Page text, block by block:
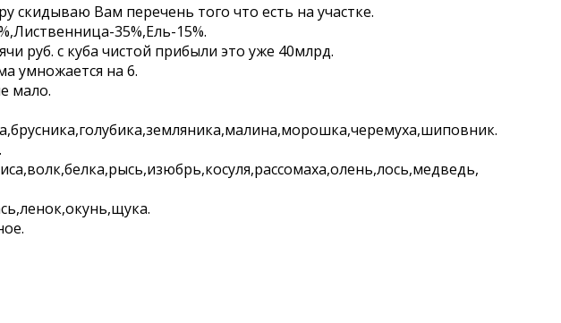
скидываю Вам перечень того что есть на участке.
35%,Ель-15%.
руб. с куба чистой прибыли это уже 40млрд.
умножается на 6.
мало.